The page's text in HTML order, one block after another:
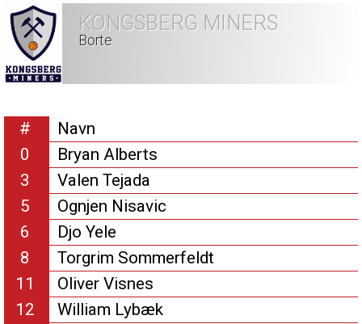
KONGSBERG MINERS
Borte
#
Navn
0
Bryan Alberts
3
Valen Tejada
5
Ognjen Nisavic
6
Djo Yele
8
Torgrim Sommerfeldt
11
Oliver Visnes
12
William Lybæk